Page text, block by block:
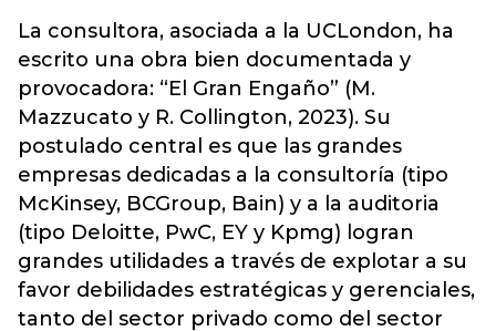
La consultora, asociada a la UCLondon, ha
escrito una obra bien documentada y
provocadora: “El Gran Engaño” (M.
Mazzucato y R. Collington, 2023). Su
postulado central es que las grandes
empresas dedicadas a la consultoría (tipo
McKinsey, BCGroup, Bain) y a la auditoria
(tipo Deloitte, PwC, EY y Kpmg) logran
grandes utilidades a través de explotar a su
favor debilidades estratégicas y gerenciales,
tanto del sector privado como del sector